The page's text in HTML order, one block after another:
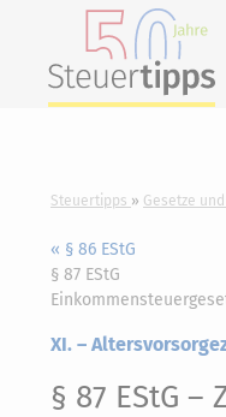
Steuertipps Gesetze
« § 86 EStG
§ 87 EStG
XI. –
§ 87 EStG –